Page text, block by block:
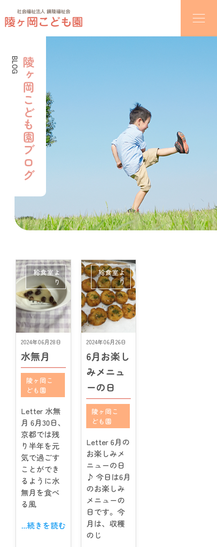
陵ヶ岡こども園ブログ
BLOG
2024年06月28日
水無月
給食室よ
り
陵ヶ岡こ
ども園
Letter 水無
月 6月30日、
京都では残
り半年を元
気で過ごす
ことができ
るように水
無月を食べ
る風
...続きを読む
2024年06月26日
6月お楽し
みメニュ
ーの日
給食室よ
り
陵ヶ岡こ
ども園
Letter 6月の
お楽しみメ
ニューの日
♪ 今日は6月
のお楽しみ
メニューの
日です。今
月は、収穫
のじ